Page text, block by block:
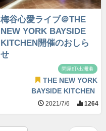
梅谷心愛ライブ＠THE
NEW YORK BAYSIDE
KITCHEN開催のおしら
せ
問屋町/出洲港
THE NEW YORK
BAYSIDE KITCHEN
2021/7/6 1264